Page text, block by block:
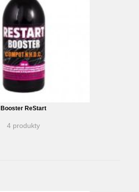
Booster ReStart
4 produkty